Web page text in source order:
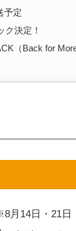
予定
ク決定！
（Back for
月14日・21日